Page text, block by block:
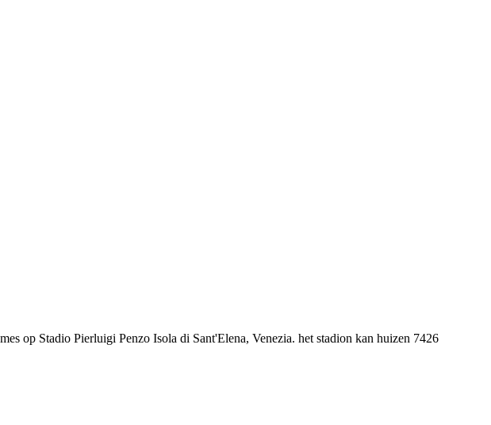
op Stadio Pierluigi Penzo Isola di Sant'Elena, Venezia. het stadion kan huizen 7426